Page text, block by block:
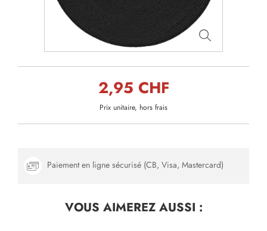
2,95 CHF
Prix unitaire, hors frais
Paiement en ligne sécurisé (CB, Visa, Mastercard)
VOUS AIMEREZAUSSI :